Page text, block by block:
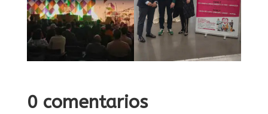
0 comentarios